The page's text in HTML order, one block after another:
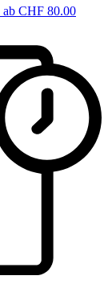
ab CHF 80.00